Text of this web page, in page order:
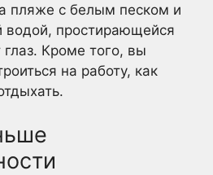
пляже с белым песком и
водой, простирающейся
глаз. Кроме того, вы
на работу, как